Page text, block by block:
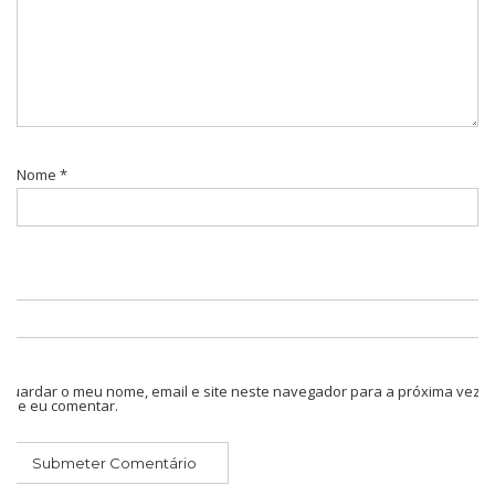
Nome *
Guardar o meu nome, email e site neste navegador para a próxima vez
que eu comentar.